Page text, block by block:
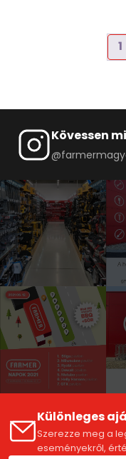
1
Kövessen
Különleges
Szerezze meg a
eseményekről,